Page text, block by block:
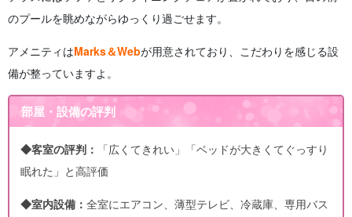
のプールを眺めながらゆっくり過ごせます。
アメニティはMarks＆Webが用意されており、こだわりを感じる設
備が整っていますよ。
部屋・設備の評判
◆客室の評判：
「広くてきれい」「ベッドが大きくてぐっすり
眠れた」と高評価
◆室内設備： 全室にエアコン、薄型テレビ、冷蔵庫、専用バス